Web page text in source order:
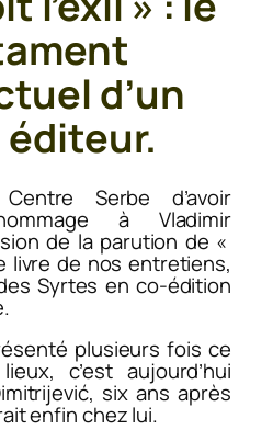
d’un
Serbe d’avoir
à Vladimir
de la parution de «
livre de nos entretiens,
Syrtes en co-édition
plusieurs fois ce
c’est aujourd’hui
six ans après
enfin chez lui.